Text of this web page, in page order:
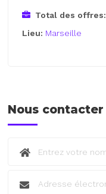
Total des offres:
Lieu: Marseille
Nous contacter